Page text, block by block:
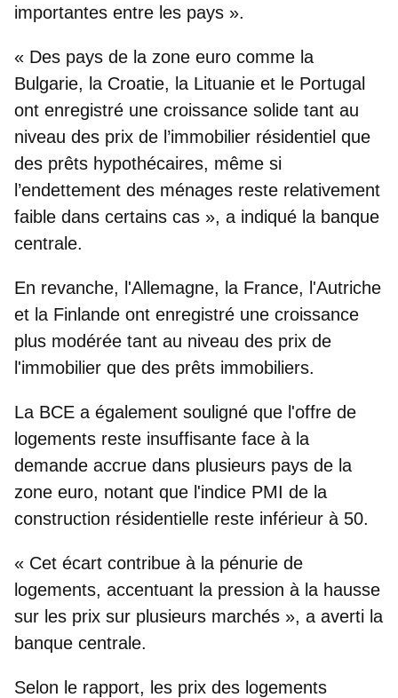
importantes entre les pays ».
« Des pays de la zone euro comme la
Bulgarie, la Croatie, la Lituanie et le Portugal
ont enregistré une croissance solide tant au
niveau des prix de l’immobilier résidentiel que
des prêts hypothécaires, même si
l’endettement des ménages reste relativement
faible dans certains cas », a indiqué la banque
centrale.
En revanche, l'Allemagne, la France, l'Autriche
et la Finlande ont enregistré une croissance
plus modérée tant au niveau des prix de
l'immobilier que des prêts immobiliers.
La BCE a également souligné que l'offre de
logements reste insuffisante face à la
demande accrue dans plusieurs pays de la
zone euro, notant que l'indice PMI de la
construction résidentielle reste inférieur à 50.
« Cet écart contribue à la pénurie de
logements, accentuant la pression à la hausse
sur les prix sur plusieurs marchés », a averti la
banque centrale.
Selon le rapport, les prix des logements